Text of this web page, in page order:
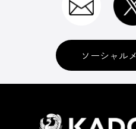
ソーシャル